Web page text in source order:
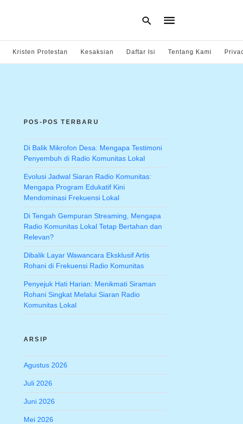
Kristen Protestan Kesaksian Daftar Isi Tentang Kami
POS-POS TERBARU
Di Balik Mikrofon Desa: Mengapa Testimoni
Penyembuh di Radio Komunitas Lokal
Evolusi Jadwal Siaran Radio Komunitas:
Mengapa Program Edukatif Kini
Mendominasi Frekuensi Lokal
Di Tengah Gempuran Streaming, Mengapa
Radio Komunitas Lokal Tetap Bertahan dan
Relevan?
Dibalik Layar Wawancara Eksklusif Artis
Rohani di Frekuensi Radio Komunitas
Penyejuk Hati Harian: Menikmati Siraman
Rohani Singkat Melalui Siaran Radio
Komunitas Lokal
ARSIP
Agustus 2026
Juli 2026
Juni 2026
Mei 2026